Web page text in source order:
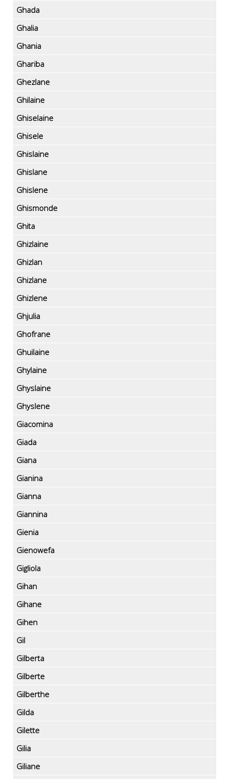
Ghada
Ghalia
Ghania
Ghariba
Ghezlane
Ghilaine
Ghiselaine
Ghisele
Ghislaine
Ghislane
Ghislene
Ghismonde
Ghita
Ghizlaine
Ghizlan
Ghizlane
Ghizlene
Ghjulia
Ghofrane
Ghuilaine
Ghylaine
Ghyslaine
Ghyslene
Giacomina
Giada
Giana
Gianina
Gianna
Giannina
Gienia
Gienowefa
Gigliola
Gihan
Gihane
Gihen
Gil
Gilberta
Gilberte
Gilberthe
Gilda
Gilette
Gilia
Giliane